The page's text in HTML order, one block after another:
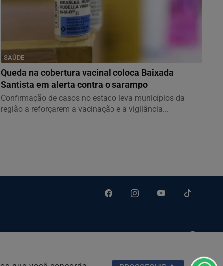
SAÚDE
Queda na cobertura vacinal coloca Baixada
Santista em alerta contra o sarampo
Confirmação de casos no estado leva municípios da
região a reforçarem a vacinação e a vigilância...